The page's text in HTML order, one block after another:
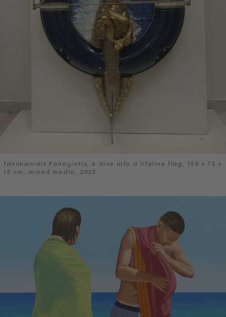
Tanimanidis Panayiotis, A dive into a lifeline flag, 150 x 75 x
15 cm, mixed media, 2025